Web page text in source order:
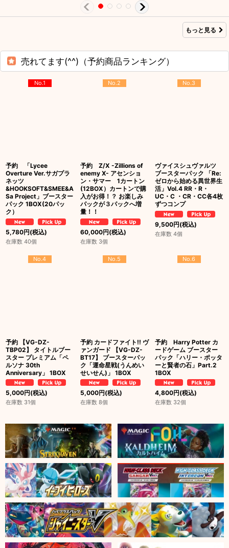
もっと見る
売れてます(^^)（予約商品ランキング）
No.1
予約 「Lycee
Overture Ver.サガプラ
ネッツ
&HOOKSOFT&SMEE&A
Sa Project」ブースター
パック 1BOX(20パッ
ク）
5,780円(税込)
在庫数 40個
No.2
予約 Z/X -Zillions of
enemy X- アセンショ
ン・サマー 1カートン
(12BOX）カートンで購
入がお得！？ お楽しみ
パックが３パックへ増
量！！
60,000円(税込)
在庫数 3個
No.3
ヴァイスシュヴァルツ
ブースターパック 「Re:
ゼロから始める異世界生
活」Vol.4 RR・R・
UC・C ・CR・CC各4枚
ずつコンプ
9,500円(税込)
在庫数 4個
No.4
予約 【VG-DZ-
TBP02】 タイトルブー
スター プレミアム「ペ
ルソナ 30th
Anniversary」 1BOX
5,000円(税込)
在庫数 31個
No.5
予約 カードファイト!! ヴ
ァンガード 【VG-DZ-
BT17】 ブースターパッ
ク「運命星戦(うんめい
せいせん)」 1BOX
5,000円(税込)
在庫数 8個
No.6
予約 Harry Potter カ
ードゲーム ブースター
パック「ハリー・ポッタ
ーと賢者の石」Part.2
1BOX
4,800円(税込)
在庫数 32個